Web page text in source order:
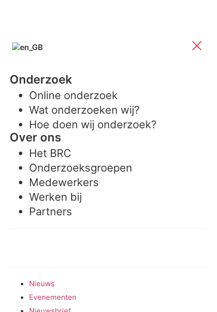
Onderzoek
Online onderzoek
Wat onderzoeken wij?
Hoe doen wij onderzoek?
Over ons
Het BRC
Onderzoeksgroepen
Medewerkers
Werken bij
Partners
Nieuws
Evenementen